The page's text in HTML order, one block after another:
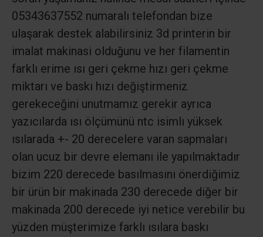
05343637552 numaralı telefondan bize
ulaşarak destek alabilirsiniz 3d printerin bir
imalat makinasi olduğunu ve her filamentin
farklı erime ısı geri çekme hızı geri çekme
miktarı ve baskı hızı değiştirmeniz
gerekeceğini unutmamız gerekir ayrıca
yazıcılarda ısı ölçümünü ntc isimlı yüksek
ısılarada +- 20 derecelere varan sapmaları
olan ucuz bir devre elemanı ile yapılmaktadır
bizim 220 derecede basılmasını önerdiğimiz
bir ürün bir makinada 230 derecede diğer bir
makinada 200 derecede iyi netice verebilir bu
yüzden müşterimize farklı ısılara baskı